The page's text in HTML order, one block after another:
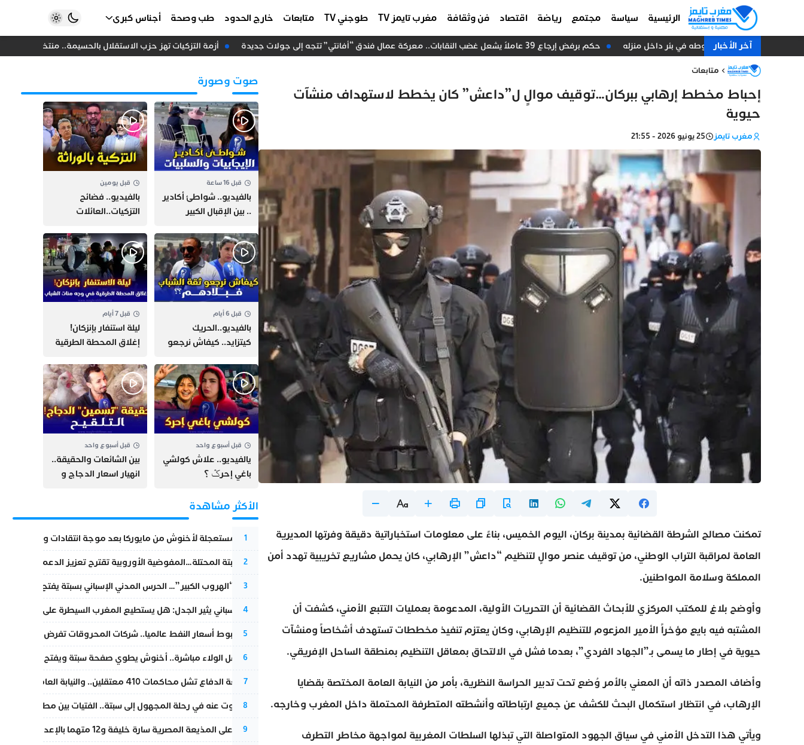
الرئيسية سياسة مجتمع رياضة اقتصاد فن وثقافة مغرب تايمز TV طوجني TV متابعات خارج الحدود طب وصحة أجناس كبرى
آخر الأخبار
مأساوية لستيني إثر سقوطه في بئر داخل منزله حكم برفض إرجاع 39 عاملاً يشعل غضب النقابات.. معركة عمال فندق “أفانتي” تتجه إلى جولات جديدة أزمة التزكيات تهز حزب الاستقلال بالحسيمة.. منتخبون يلوحون
متابعات
إحباط مخطط إرهابي ببركان…توقيف موالٍ ل”داعش” كان يخطط لاستهداف منشآت
حيوية
مغرب تايمز 25 يونيو 2026 - 21:55
تمكنت مصالح الشرطة القضائية بمدينة بركان، اليوم الخميس، بناءً على معلومات استخباراتية دقيقة وفرتها المديرية
العامة لمراقبة التراب الوطني، من توقيف عنصر موالٍ لتنظيم “داعش” الإرهابي، كان يحمل مشاريع تخريبية تهدد أمن
المملكة وسلامة المواطنين.
وأوضح بلاغ للمكتب المركزي للأبحاث القضائية أن التحريات الأولية، المدعومة بعمليات التتبع الأمني، كشفت أن
المشتبه فيه بايع مؤخراً الأمير المزعوم للتنظيم الإرهابي، وكان يعتزم تنفيذ مخططات تستهدف أشخاصاً ومنشآت
حيوية في إطار ما يسمى بـ”الجهاد الفردي”، بعدما فشل في الالتحاق بمعاقل التنظيم بمنطقة الساحل الإفريقي.
وأضاف المصدر ذاته أن المعني بالأمر وُضع تحت تدبير الحراسة النظرية، بأمر من النيابة العامة المختصة بقضايا
الإرهاب، في انتظار استكمال البحث للكشف عن جميع ارتباطاته وأنشطته المتطرفة المحتملة داخل المغرب وخارجه.
ويأتي هذا التدخل الأمني في سياق الجهود المتواصلة التي تبذلها السلطات المغربية لمواجهة مخاطر التطرف
صوت وصورة
قبل 16 ساعة
بالفيديو.. شواطئ أكادير
.. بين الإقبال الكبير
الازدحام وغلاء الكراء
قبل يومين
بالفيديو.. فضائح
التزكيات..العائلات
وقصة “وهبي”
و”السيمو” تثير الجدل
قبل 6 أيام
بالفيديو..الحريك
كيتزايد.. كيفاش نرجعو
قبل 7 أيام
​ليلة استنفار بإنزكان!
إغلاق المحطة الطرقية
اللحاق بـ”هروب سبتة”
قبل أسبوع واحد
يالفيديو.. علاش كولشي
باغي إحرݣ ؟
قبل أسبوع واحد
بين الشائعات والحقيقة..
انهيار اسعار الدجاج و
الأكثر مشاهدة
1
عودة مستعجلة لأخنوش من مايوركا بعد موجة انتقادات واسعة
2
أزمة سبتة المحتلة…المفوضية الأوروبية تقترح تعزيز الدعم المالي
3
عملية “الهروب الكبير”… الحرس المدني الإسباني بسبتة يفتح قناة
4
تقرير إسباني يثير الجدل: هل يستطيع المغرب السيطرة على سبتة
5
رغم هبوط أسعار النفط عالميا.. شركات المحروقات تفرض زيادة
6
بعد حفل الولاء مباشرة.. أخنوش يطوي صفحة سبتة ويفتح ملف
7
مقاطعة الدفاع تشل محاكمات 410 معتقلين.. والنيابة العامة تبحث عن حل قانوني
8
المسكوت عنه في رحلة المجهول إلى سبتة.. الفتيات بين مطرقة البحر
9
الحكم على المذيعة المصرية سارة خليفة و12 متهما بالإعدام في قضية هزت بلاد الفراعنة